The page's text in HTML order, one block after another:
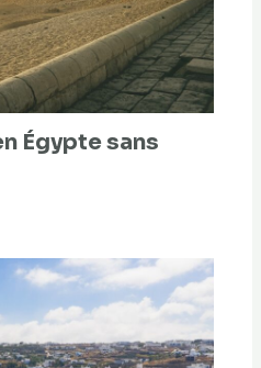
Égypte sans